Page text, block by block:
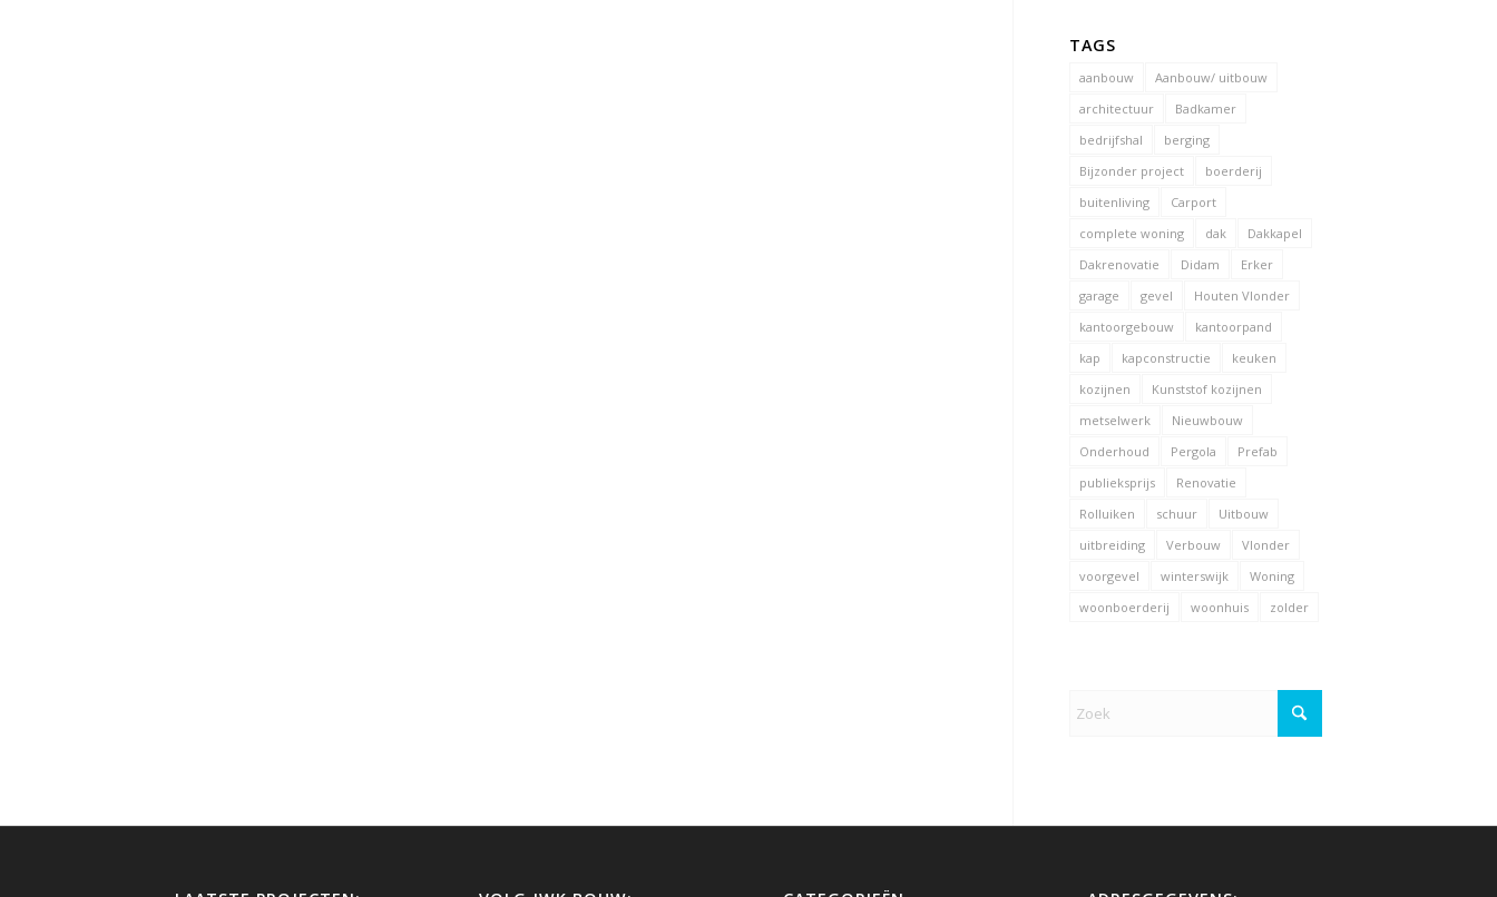
TAGS
aanbouw
Aanbouw/ uitbouw
architectuur
Badkamer
bedrijfshal
berging
Bijzonder project
boerderij
buitenliving
Carport
complete woning
dak
Dakkapel
Dakrenovatie
Didam
Erker
garage
gevel
Houten Vlonder
kantoorgebouw
kantoorpand
kap
kapconstructie
keuken
kozijnen
Kunststof kozijnen
metselwerk
Nieuwbouw
Onderhoud
Pergola
Prefab
publieksprijs
Renovatie
Rolluiken
schuur
Uitbouw
uitbreiding
Verbouw
Vlonder
voorgevel
winterswijk
Woning
woonboerderij
woonhuis zolder